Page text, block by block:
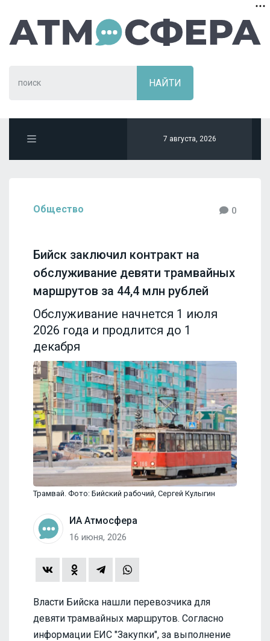
7 августа, 2026
Общество 0
Бийск заключил контракт на
обслуживание девяти трамвайных
маршрутов за 44,4 млн рублей
Обслуживание начнется 1 июля
2026 года и продлится до 1
декабря
Трамвай. Фото: Бийский рабочий, Сергей Кулыгин
ИА Атмосфера
16 июня, 2026
Власти Бийска нашли перевозчика для
девяти трамвайных маршрутов. Согласно
информации ЕИС "Закупки", за выполнение